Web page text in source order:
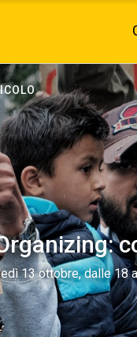
13 ottobre, dalle 18